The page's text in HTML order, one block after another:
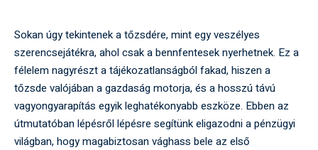
Sokan úgy tekintenek a tőzsdére, mint egy veszélyes
szerencsejátékra, ahol csak a bennfentesek nyerhetnek. Ez a
félelem nagyrészt a tájékozatlanságból fakad, hiszen a
tőzsde valójában a gazdaság motorja, és a hosszú távú
vagyongyarapítás egyik leghatékonyabb eszköze. Ebben az
útmutatóban lépésről lépésre segítünk eligazodni a pénzügyi
világban, hogy magabiztosan vághass bele az első